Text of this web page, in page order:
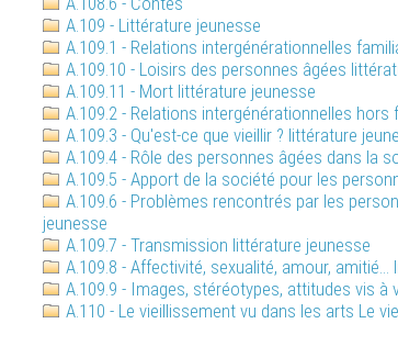
A.109 - Littérature jeunesse
A.109.1 - Relations intergénérationnelles
A.109.10 - Loisirs des personnes âgées
A.109.11 - Mort littérature jeunesse
A.109.2 - Relations intergénérationnelles
A.109.3 - Qu'est-ce que vieillir ? littérature
A.109.4 - Rôle des personnes âgées dans la
A.109.5 - Apport de la société pour les
A.109.6 - Problèmes rencontrés par les
jeunesse
A.109.7 - Transmission littérature jeunesse
A.109.8 - Affectivité, sexualité, amour,
A.109.9 - Images, stéréotypes, attitudes vis à
A.110 - Le vieillissement vu dans les arts Le